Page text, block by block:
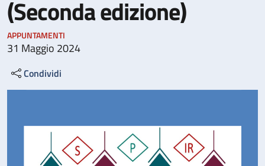
(Seconda edizione)
APPUNTAMENTI
31 Maggio 2024
Condividi